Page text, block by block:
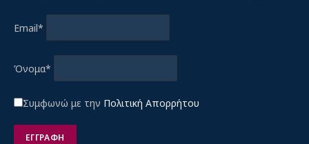
Email*
Όνομα*
Συμφωνώ με την Πολιτική Απορρήτου